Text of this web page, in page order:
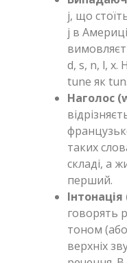
j, що
j в
d, s, n, l, x.
tune як tun.
Наголос
таких
складі, а
перший.
говорять
тоном
верхніх